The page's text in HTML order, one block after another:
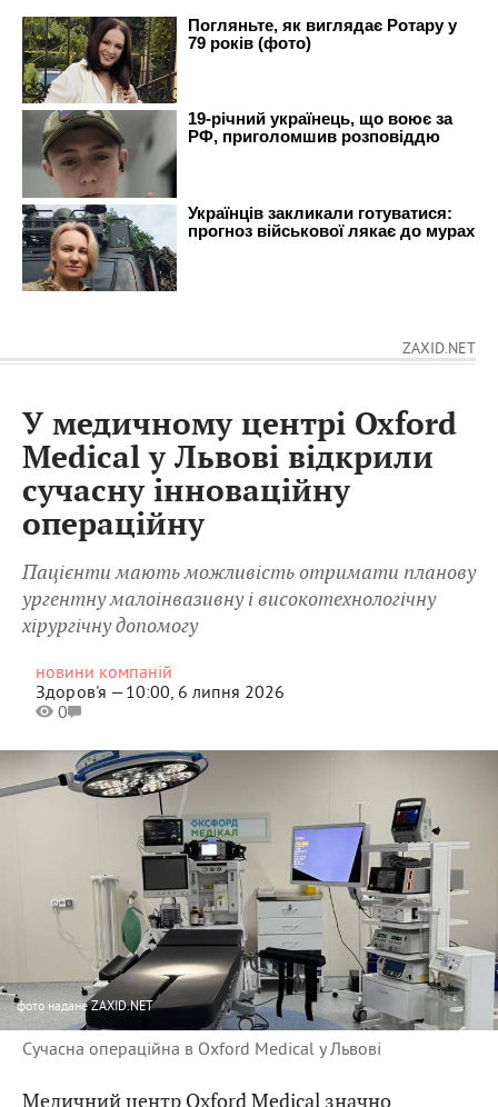
ZAXID.NET
У медичному центрі Oxford
Medical у Львові відкрили
сучасну інноваційну
операційну
Пацієнти мають можливість отримати планову
ургентну малоінвазивну і високотехнологічну
хірургічну допомогу
новини компаній
Здоров'я —10:00, 6 липня 2026
0
фото надане ZAXID.NET
Сучасна операційна в Oxford Medical у Львові
Медичний центр Oxford Medical значно